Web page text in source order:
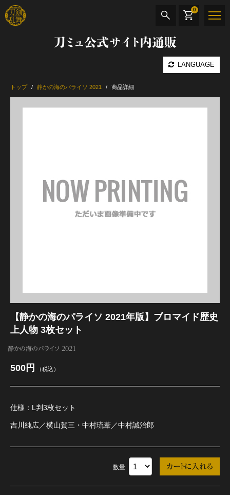
刀ミュ公式サイト内通販
LANGUAGE
0
CD・DVD BOOK その他
加州清光 単騎出陣 極
トップ 静かの海のパライソ 2021 商品詳細
【静かの海のパライソ 2021年版】ブロマイド歴史
上人物 3枚セット
静かの海のパライソ 2021
500円 （税込）
仕様：L判3枚セット
吉川純広／横山賀三・中村琉葦／中村誠治郎
数量